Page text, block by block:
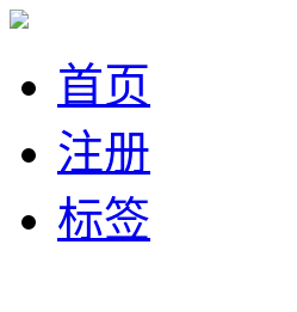
首页
注册
标签